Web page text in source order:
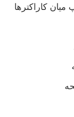
کاراکتر‌ها